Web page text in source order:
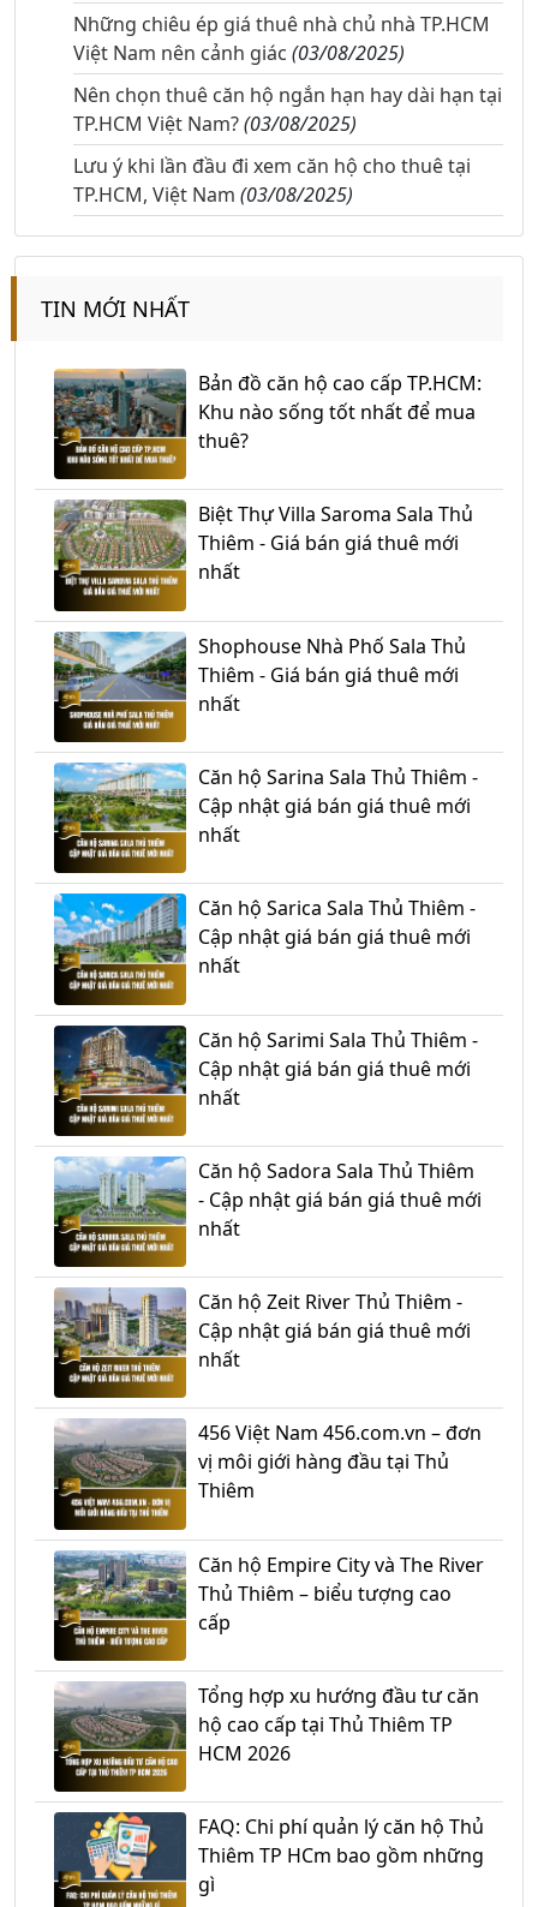
Những chiêu ép giá thuê nhà chủ nhà TP.HCM
Việt Nam nên cảnh giác (03/08/2025)
Nên chọn thuê căn hộ ngắn hạn hay dài hạn tại
TP.HCM Việt Nam?(03/08/2025)
Lưu ý khi lần đầu đi xem căn hộ cho thuê tại
TP.HCM, Việt Nam (03/08/2025)
TIN MỚI NHẤT
Bản đồ căn hộ cao cấp TP.HCM:
Khu nào sống tốt nhất để mua
thuê?
Biệt Thự Villa Saroma Sala Thủ
Thiêm - Giá bán giá thuê mới
nhất
Shophouse Nhà Phố Sala Thủ
Thiêm - Giá bán giá thuê mới
nhất
Căn hộ Sarina Sala Thủ Thiêm -
Cập nhật giá bán giá thuê mới
nhất
Căn hộ Sarica Sala Thủ Thiêm -
Cập nhật giá bán giá thuê mới
nhất
Căn hộ Sarimi Sala Thủ Thiêm -
Cập nhật giá bán giá thuê mới
nhất
Căn hộ Sadora Sala Thủ Thiêm
- Cập nhật giá bán giá thuê mới
nhất
Căn hộ Zeit River Thủ Thiêm -
Cập nhật giá bán giá thuê mới
nhất
456 Việt Nam 456.com.vn – đơn
vị môi giới hàng đầu tại Thủ
Thiêm
Căn hộ Empire City và The River
Thủ Thiêm – biểu tượng cao
cấp
Tổng hợp xu hướng đầu tư căn
hộ cao cấp tại Thủ Thiêm TP
HCM 2026
FAQ: Chi phí quản lý căn hộ Thủ
Thiêm TP HCm bao gồm những
gì